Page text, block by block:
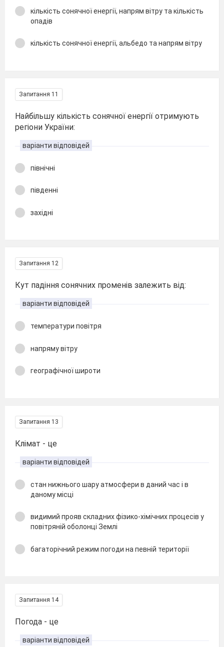
кількість сонячної енергії, напрям вітру та кількість
опадів
кількість сонячної енергії, альбедо та напрям вітру
Запитання 11
Найбільшу кількість сонячної енергії отримують
регіони України:
варіанти відповідей
північні
південні
західні
Запитання 12
Кут падіння сонячних променів залежить від:
варіанти відповідей
температури повітря
напряму вітру
географічної широти
Запитання 13
Клімат - це
варіанти відповідей
стан нижнього шару атмосфери в даний час і в
даному місці
видимий прояв складних фізико-хімічних процесів у
повітряній оболонці Землі
багаторічний режим погоди на певній території
Запитання 14
Погода - це
варіанти відповідей